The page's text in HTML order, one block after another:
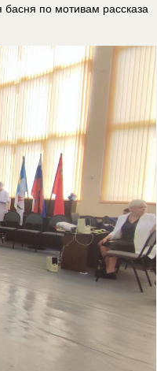
басня по мотивам рассказа